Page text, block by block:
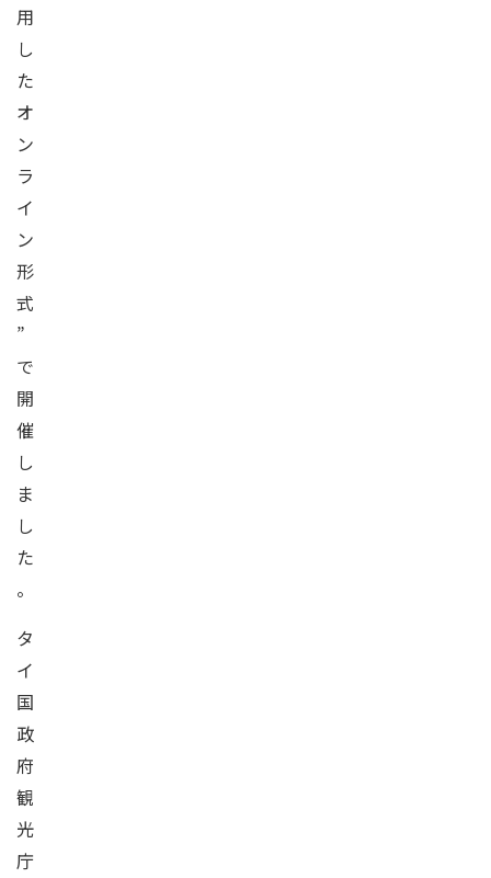
用
し
た
オ
ン
ラ
イ
ン
形
式
”
で
開
催
し
ま
し
た
。
タ
イ
国
政
府
観
光
庁